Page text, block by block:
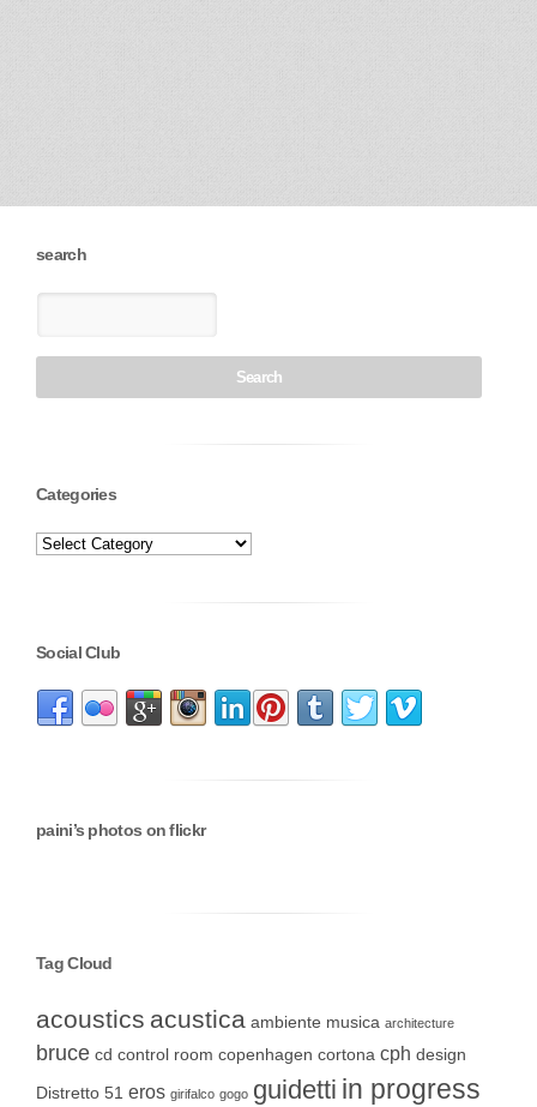
search
Categories
Social Club
paini’s photos on flickr
Tag Cloud
acoustics acustica ambiente musica architecture
bruce cd control room copenhagen cortona cph design
Distretto 51 eros girifalco gogo guidetti in progress